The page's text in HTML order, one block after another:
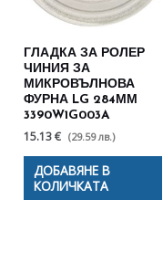
ГЛАДКА ЗА РОЛЕР
ЧИНИЯ ЗА
МИКРОВЪЛНОВА
ФУРНА LG 284ММ
3390W1G003A
15.13 € (29.59 лв.)
ДОБАВЯНЕ В
КОЛИЧКАТА